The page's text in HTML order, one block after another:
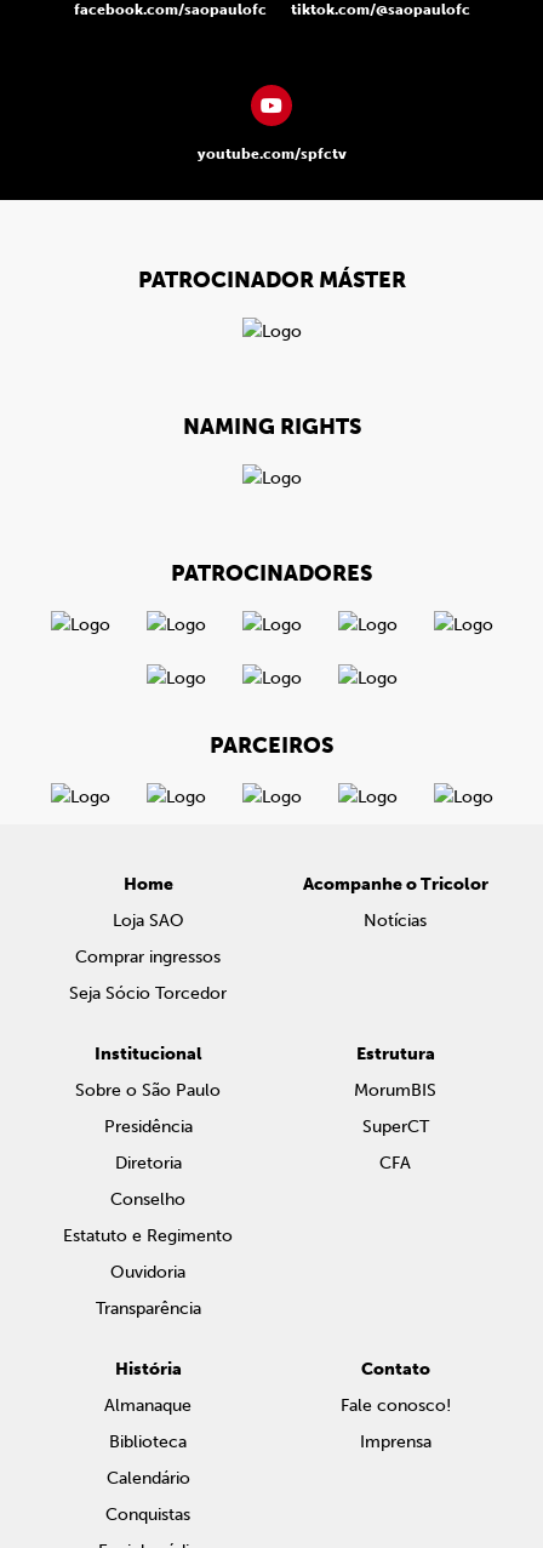
facebook.com/saopaulofc tiktok.com/@saopaulofc
youtube.com/spfctv
PATROCINADOR MÁSTER
NAMING RIGHTS
PATROCINADORES
PARCEIROS
Home
Loja SAO
Comprar ingressos
Seja Sócio Torcedor
Acompanhe o Tricolor
Notícias
Institucional
Sobre o São Paulo
Presidência
Diretoria
Conselho
Estatuto e Regimento
Ouvidoria
Transparência
Estrutura
MorumBIS
SuperCT
CFA
História
Almanaque
Biblioteca
Calendário
Conquistas
Contato
Fale conosco!
Imprensa